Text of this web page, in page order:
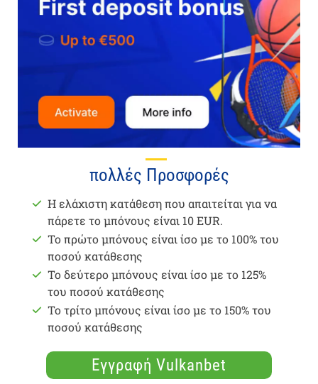
πολλές Προσφορές
Η ελάχιστη κατάθεση που απαιτείται για να
πάρετε το μπόνους είναι 10 EUR.
Το πρώτο μπόνους είναι ίσο με το 100% του
ποσού κατάθεσης
Το δεύτερο μπόνους είναι ίσο με το 125%
του ποσού κατάθεσης
Το τρίτο μπόνους είναι ίσο με το 150% του
ποσού κατάθεσης
Εγγραφή Vulkanbet